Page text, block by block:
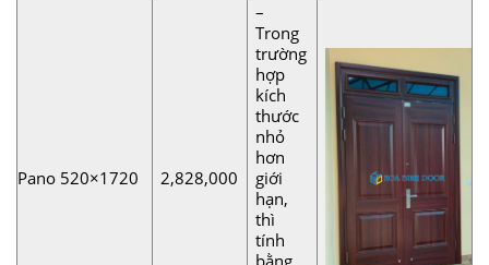
Pano 520×1720 2,828,000
–
Trong
trường
hợp
kích
thước
nhỏ
hơn
giới
hạn,
thì
tính